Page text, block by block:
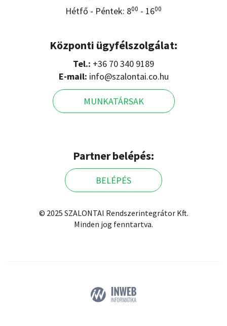
Hétfő - Péntek: 800 - 1600
Központi ügyfélszolgálat:
Tel.: +36 70 340 9189
E-mail: info@szalontai.co.hu
MUNKATÁRSAK
Partner belépés:
BELÉPÉS
© 2025 SZALONTAI Rendszerintegrátor Kft.
Minden jog fenntartva.